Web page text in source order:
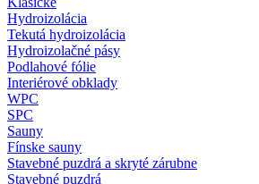
Hydroizolácia
Tekutá hydroizolácia
Hydroizolačné pásy
Podlahové fólie
Interiérové obklady
WPC
SPC
Sauny
Fínske sauny
Stavebné puzdrá a skryté zárubne
Stavebné puzdrá